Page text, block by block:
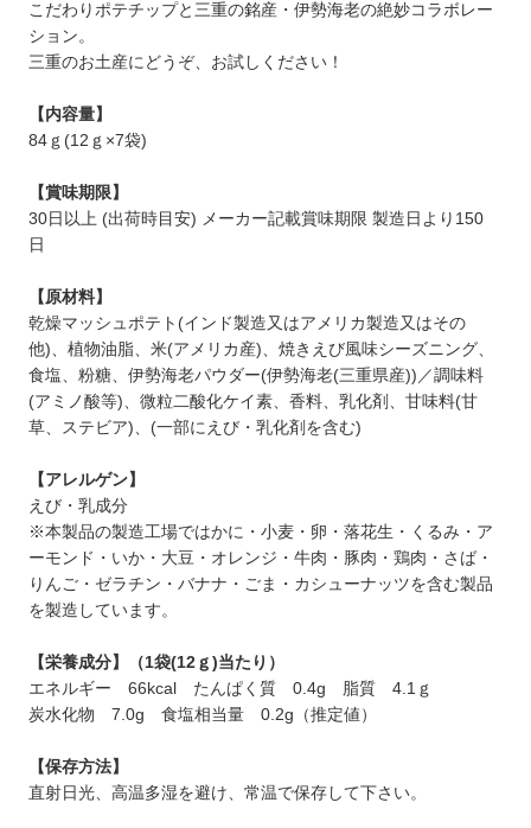
こだわりポテチップと三重の銘産・伊勢海老の絶妙コラボレー
ション。
三重のお土産にどうぞ、お試しください！
【内容量】
84ｇ(12ｇ×7袋)
【賞味期限】
30日以上 (出荷時目安) メーカー記載賞味期限 製造日より150
日
【原材料】
乾燥マッシュポテト(インド製造又はアメリカ製造又はその
他)、植物油脂、米(アメリカ産)、焼きえび風味シーズニング、
食塩、粉糖、伊勢海老パウダー(伊勢海老(三重県産))／調味料
(アミノ酸等)、微粒二酸化ケイ素、香料、乳化剤、甘味料(甘
草、ステビア)、(一部にえび・乳化剤を含む)
【アレルゲン】
えび・乳成分
※本製品の製造工場ではかに・小麦・卵・落花生・くるみ・ア
ーモンド・いか・大豆・オレンジ・牛肉・豚肉・鶏肉・さば・
りんご・ゼラチン・バナナ・ごま・カシューナッツを含む製品
を製造しています。
【栄養成分】（1袋(12ｇ)当たり）
エネルギー 66kcal たんぱく質 0.4g 脂質 4.1ｇ
炭水化物 7.0g 食塩相当量 0.2g（推定値）
【保存方法】
直射日光、高温多湿を避け、常温で保存して下さい。